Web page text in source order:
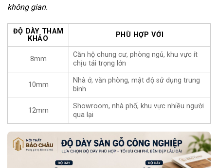
không gian.
ĐỘ DÀY THAM
KHẢO
PHÙ HỢP VỚI
8mm
Căn hộ chung cư, phòng ngủ, khu vực ít
chịu tải trọng lớn
10mm
Nhà ở, văn phòng, mật độ sử dụng trung
bình
12mm
Showroom, nhà phố, khu vực nhiều người
qua lại